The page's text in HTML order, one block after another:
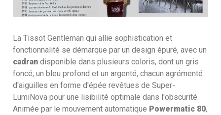
La Tissot Gentleman qui allie sophistication et
fonctionnalité se démarque par un design épuré, avec un
cadran disponible dans plusieurs coloris, dont un gris
foncé, un bleu profond et un argenté, chacun agrémenté
d'aiguilles en forme d'épée revêtues de Super-
LumiNova pour une lisibilité optimale dans l'obscurité.
Animée par le mouvement automatique Powermatic 80,